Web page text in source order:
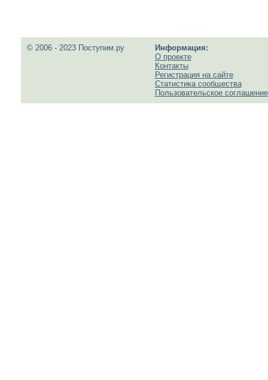
© 2006 - 2023 Поступим.ру
Информация:
О проекте
Контакты
Регистрация на сайте
Статистика сообщества
Пользовательское соглашение